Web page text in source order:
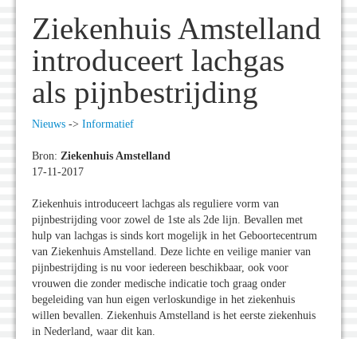
Ziekenhuis Amstelland
introduceert lachgas
als pijnbestrijding
Nieuws -> Informatief
Bron: Ziekenhuis Amstelland
17-11-2017
Ziekenhuis introduceert lachgas als reguliere vorm van
pijnbestrijding voor zowel de 1ste als 2de lijn. Bevallen met
hulp van lachgas is sinds kort mogelijk in het Geboortecentrum
van Ziekenhuis Amstelland. Deze lichte en veilige manier van
pijnbestrijding is nu voor iedereen beschikbaar, ook voor
vrouwen die zonder medische indicatie toch graag onder
begeleiding van hun eigen verloskundige in het ziekenhuis
willen bevallen. Ziekenhuis Amstelland is het eerste ziekenhuis
in Nederland, waar dit kan.